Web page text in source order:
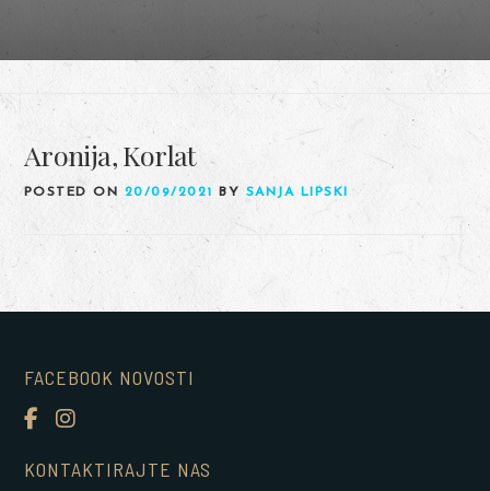
Aronija, Korlat
POSTED ON 20/09/2021 BY SANJA LIPSKI
FACEBOOK NOVOSTI
KONTAKTIRAJTE NAS